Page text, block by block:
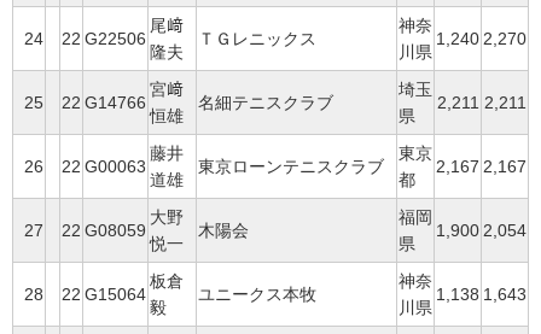
24 22 G22506
尾﨑
隆夫
ＴＧレニックス
神奈
川県
1,240 2,270
25 22 G14766
宮﨑
恒雄
名細テニスクラブ
埼玉
県
2,211 2,211
26 22 G00063
藤井
道雄
東京ローンテニスクラブ
東京
都
2,167 2,167
27 22 G08059
大野
悦一
木陽会
福岡
県
1,900 2,054
28 22 G15064
板倉
毅
ユニークス本牧
神奈
川県
1,138 1,643